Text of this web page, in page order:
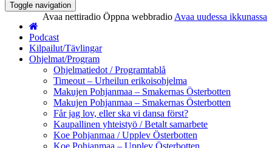
Toggle navigation
Avaa nettiradio Öppna webbradio Avaa uudessa ikkunassa
Podcast
Kilpailut/Tävlingar
Ohjelmat/Program
Ohjelmatiedot / Programtablå
Timeout – Urheilun erikoisohjelma
Makujen Pohjanmaa – Smakernas Österbotten
Makujen Pohjanmaa – Smakernas Österbotten
Får jag lov, eller ska vi dansa först?
Kaupallinen yhteistyö / Betalt samarbete
Koe Pohjanmaa / Upplev Österbotten
Koe Pohjanmaa – Upplev Österbotten